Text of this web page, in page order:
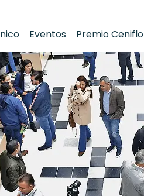
Eventos Premio